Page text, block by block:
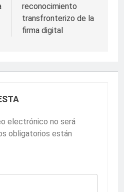
reconocimiento
transfronterizo de la
firma digital
electrónico no será
obligatorios están